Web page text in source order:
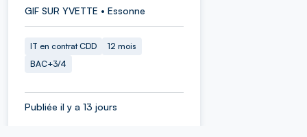
GIF SUR YVETTE • Essonne
IT en contrat CDD
12 mois
BAC+3/4
Publiée il y a 13 jours